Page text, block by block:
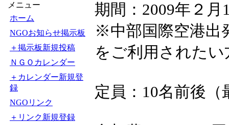
メニュー
ホーム
NGOお知らせ掲示板
＋掲示板新規投稿
ＮＧＯカレンダー
＋カレンダー新規登
録
NGOリンク
＋リンク新規登録
期間：2009年２月
※中部国際空港出
をご利用された
定員：10名前後